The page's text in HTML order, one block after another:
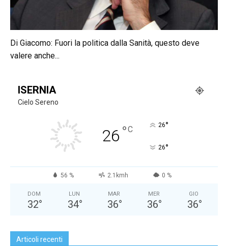
Di Giacomo: Fuori la politica dalla Sanità, questo deve
valere anche...
ISERNIA
Cielo Sereno
26 °C 26°
26°
56 % 2.1kmh 0 %
DOM
32°
LUN
34°
MAR
36°
MER
36°
GIO
36°
Articoli recenti